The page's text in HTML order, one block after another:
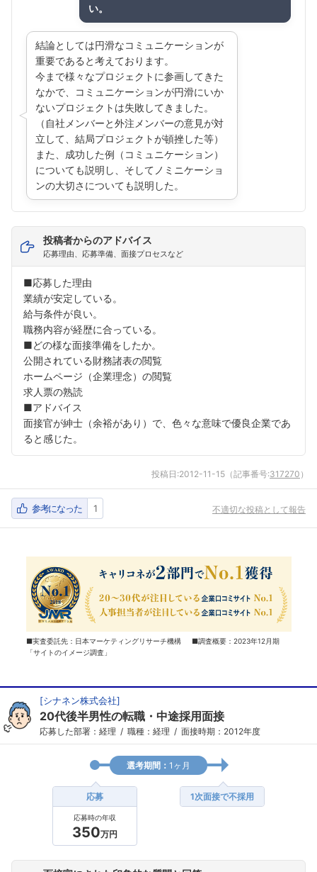
い。
結論としては円滑なコミュニケーションが
重要であると考えております。
今まで様々なプロジェクトに参画してきた
なかで、コミュニケーションが円滑にいか
ないプロジェクトは失敗してきました。
（自社メンバーと外注メンバーの意見が対
立して、結局プロジェクトが頓挫した等）
また、成功した例（コミュニケーション）
についても説明し、そしてノミニケーショ
ンの大切さについても説明した。
投稿者からのアドバイス
応募理由、応募準備、面接プロセスなど
■応募した理由
業績が安定している。
給与条件が良い。
職務内容が経歴に合っている。
■どの様な面接準備をしたか。
公開されている財務諸表の閲覧
ホームページ（企業理念）の閲覧
求人票の熟読
■アドバイス
面接官が紳士（余裕があり）で、色々な意味で優良企業であ
ると感じた。
投稿日:2012-11-15 （記事番号:317270 ）
参考になった 1 不適切な投稿として報告
■実査委託先：日本マーケティングリサーチ機構 ■調査概要：2023年12月期
「サイトのイメージ調査」
[シナネン株式会社]
20代後半男性の転職・中途採用面接
応募した部署：経理 職種：経理 面接時期：2012年度
選考期間： 1ヶ月
応募
応募時の年収
350万円
1次面接で不採用